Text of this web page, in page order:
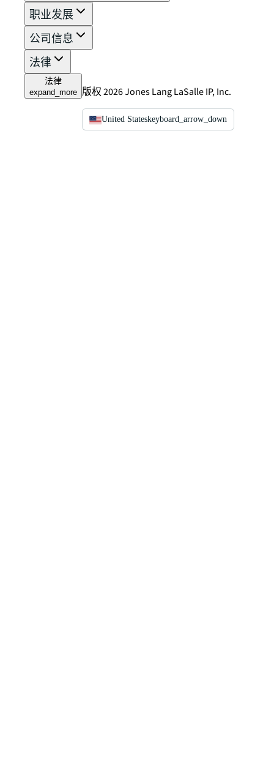
职业发展
公司信息
法律
法律
expand_more 版权 2026 Jones Lang LaSalle IP, Inc.
United Stateskeyboard_arrow_down